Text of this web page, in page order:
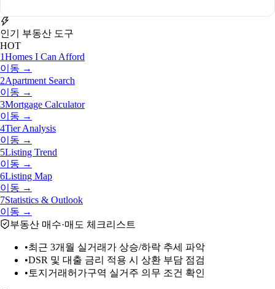
인기 부동산 도구
HOT
1Homes I Can Afford
이동 →
2Apartment Search
이동 →
3Mortgage Calculator
이동 →
4Tier Analysis
이동 →
5Listing Trend
이동 →
6Listing Map
이동 →
7Statistics & Outlook
이동 →
부동산 매수·매도 체크리스트
•최근 3개월 실거래가 상승/하락 추세 파악
•DSR 및 대출 금리 적용 시 상환 부담 점검
• 토지거래허가구역 실거주 의무 조건 확인